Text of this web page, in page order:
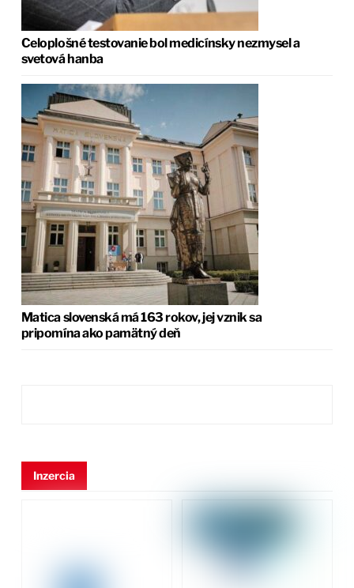
Celoplošné testovanie bol medicínsky nezmysel a
svetová hanba
Matica slovenská má 163 rokov, jej vznik sa
pripomína ako pamätný deň
Inzercia